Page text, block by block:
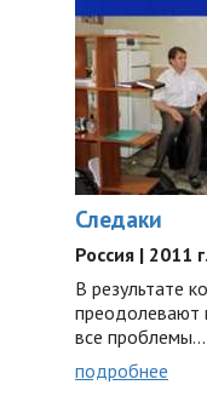
Следаки
Россия | 2011
В результате
преодолевают
все проблемы…
подробнее